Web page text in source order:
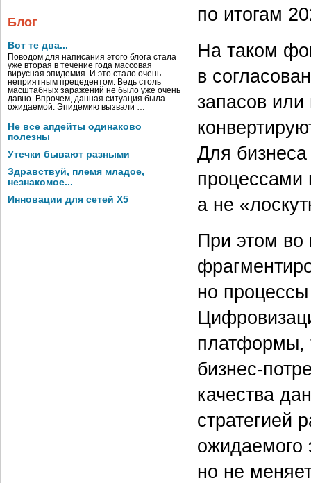
Блог
Вот те два...
Поводом для написания этого блога стала
уже вторая в течение года массовая
вирусная эпидемия. И это стало очень
неприятным прецедентом. Ведь столь
масштабных заражений не было уже очень
давно. Впрочем, данная ситуация была
ожидаемой. Эпидемию вызвали …
Не все апдейты одинаково
полезны
Утечки бывают разными
Здравствуй, племя младое,
незнакомое...
Инновации для сетей X5
по итогам
На таком
в
запасов или
Для бизнеса
процессами
а не
При этом во
но
платформы,
бизнес-
качества
стратегией
ожидаемого
но не